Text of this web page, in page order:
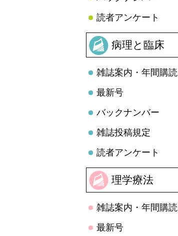
読者アンケート
病理と臨床
雑誌案内・年間購読
最新号
バックナンバー
雑誌投稿規定
読者アンケート
理学療法
雑誌案内・年間購読
最新号